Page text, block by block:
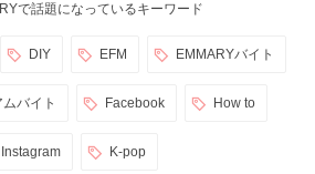
で話題になっているキーワード
DIY EFM EMMARYバイト
バイト Facebook How to
Instagram K-pop